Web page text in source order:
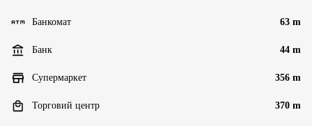
Банкомат 63 m
Банк 44 m
Супермаркет 356 m
Торговий центр 370 m